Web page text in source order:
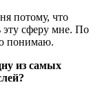
потому, что
эту сферу мне. По
понимаю.
из самых